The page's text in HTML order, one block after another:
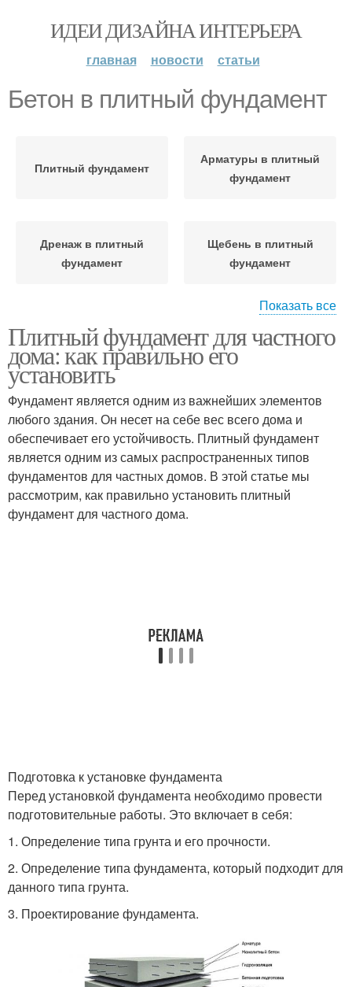
ИДЕИ ДИЗАЙНА ИНТЕРЬЕРА
главная новости статьи
Бетон в плитный фундамент
Плитный фундамент
Арматуры в плитный
фундамент
Дренаж в плитный
фундамент
Щебень в плитный
фундамент
Фундамент по
сравнению
Плиты для фундамента
Работы для плитного
фундамента
Бетон в плиту
Показать все
Плитный фундамент для частного
дома: как правильно его
установить
Фундамент является одним из важнейших элементов
любого здания. Он несет на себе вес всего дома и
обеспечивает его устойчивость. Плитный фундамент
является одним из самых распространенных типов
фундаментов для частных домов. В этой статье мы
рассмотрим, как правильно установить плитный
фундамент для частного дома.
Подготовка к установке фундамента
Перед установкой фундамента необходимо провести
подготовительные работы. Это включает в себя:
1. Определение типа грунта и его прочности.
2. Определение типа фундамента, который подходит для
данного типа грунта.
3. Проектирование фундамента.